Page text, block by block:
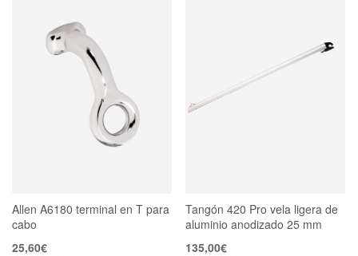
Allen A6180 terminal en T para
cabo
25,60€
Tangón 420 Pro vela ligera de
aluminio anodizado 25 mm
135,00€